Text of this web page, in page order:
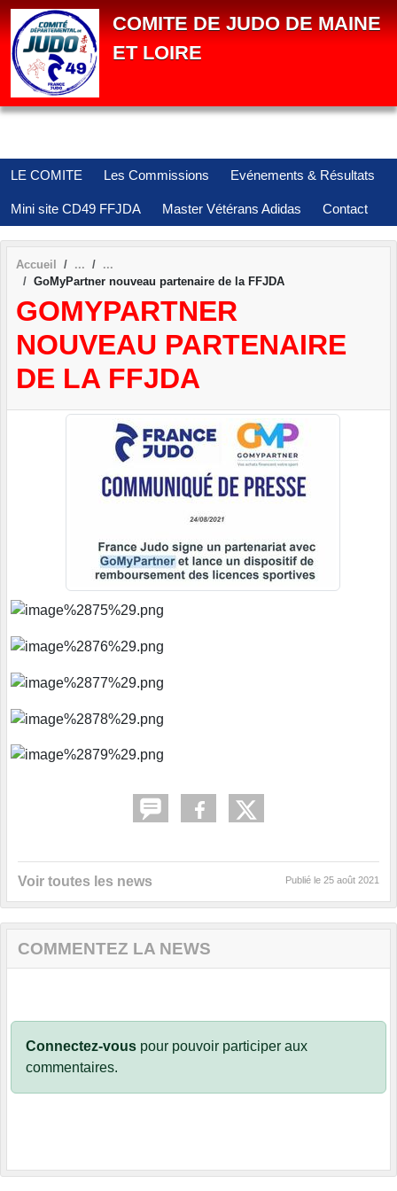
COMITE DE JUDO DE MAINE
ET LOIRE
LE COMITE Les Commissions Evénements & Résultats
Mini site CD49 FFJDA Master Vétérans Adidas Contact
Accueil
GoMyPartner nouveau partenaire de la FFJDA
GOMYPARTNER
NOUVEAU PARTENAIRE
DE LA FFJDA
Voir toutes les news Publié le 25 août 2021
COMMENTEZ LA NEWS
Connectez-vous pour pouvoir participer aux
commentaires.
Panneau de gestion des cookies